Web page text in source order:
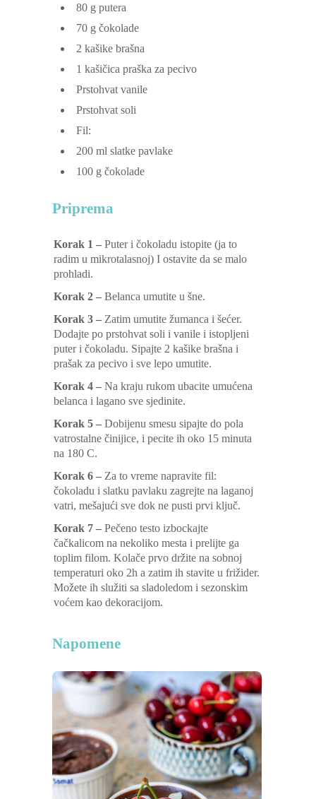
80 g putera
70 g čokolade
2 kašike brašna
1 kašičica praška za pecivo
Prstohvat vanile
Prstohvat soli
Fil:
200 ml slatke pavlake
100 g čokolade
Priprema
Korak 1 – Puter i čokoladu istopite (ja to
radim u mikrotalasnoj) I ostavite da se malo
prohladi.
Korak 2 – Belanca umutite u šne.
Korak 3 – Zatim umutite žumanca i šećer.
Dodajte po prstohvat soli i vanile i istopljeni
puter i čokoladu. Sipajte 2 kašike brašna i
prašak za pecivo i sve lepo umutite.
Korak 4 – Na kraju rukom ubacite umućena
belanca i lagano sve sjedinite.
Korak 5 – Dobijenu smesu sipajte do pola
vatrostalne činijice, i pecite ih oko 15 minuta
na 180 C.
Korak 6 – Za to vreme napravite fil:
čokoladu i slatku pavlaku zagrejte na laganoj
vatri, mešajući sve dok ne pusti prvi ključ.
Korak 7 – Pečeno testo izbockajte
čačkalicom na nekoliko mesta i prelijte ga
toplim filom. Kolače prvo držite na sobnoj
temperaturi oko 2h a zatim ih stavite u frižider.
Možete ih služiti sa sladoledom i sezonskim
voćem kao dekoracijom.
Napomene